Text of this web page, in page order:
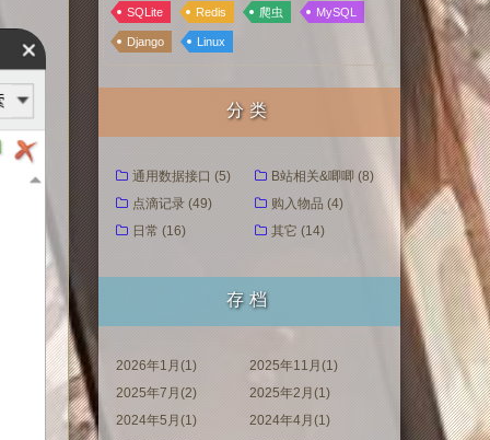
SQLite Redis 爬虫 MySQL
Django Linux
分类
通用数据接口 (5)
B站相关&唧唧 (8)
点滴记录 (49)
购入物品 (4)
日常 (16)
其它 (14)
存档
2026年1月(1)
2025年11月(1)
2025年7月(2)
2025年2月(1)
2024年5月(1)
2024年4月(1)